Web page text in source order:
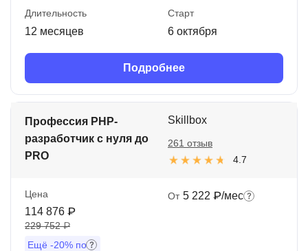
Длительность
12 месяцев
Старт
6 октября
Подробнее
Профессия PHP-
разработчик с нуля до
PRO
Skillbox
4.7
261 отзыв
Цена
114 876 ₽
229 752 ₽
Ещё -20% по
От 5 222 ₽/мес